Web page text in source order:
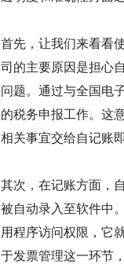
首先，让我们来看看
司的主要原因是担心
问题。通过与全国电
的税务申报工作。这
相关事宜交给自记账
其次，在记账方面，
被自动录入至软件中
用程序访问权限，它
于发票管理这一环节